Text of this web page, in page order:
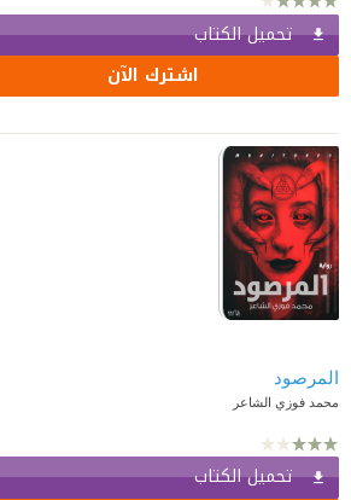
تحميل الكتاب
اشترك الآن
المرصود
محمد فوزي الشاعر
تحميل الكتاب